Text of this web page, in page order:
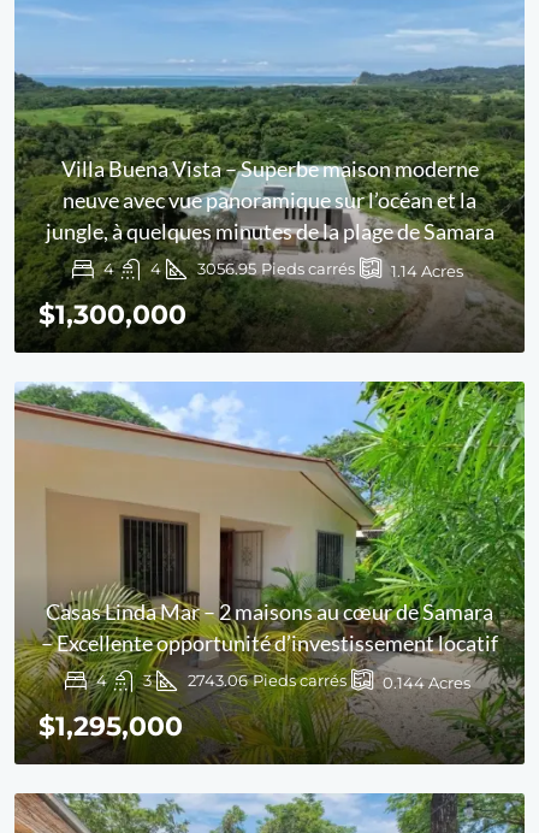
Villa Buena Vista – Superbe maison moderne
neuve avec vue panoramique sur l’océan et la
jungle, à quelques minutes de la plage de Samara
4 4 3056.95 Pieds carrés 1.14Acres
$1,300,000
Casas Linda Mar – 2 maisons au cœur de Samara
– Excellente opportunité d’investissement locatif
4 3 2743.06 Pieds carrés 0.144Acres
$1,295,000